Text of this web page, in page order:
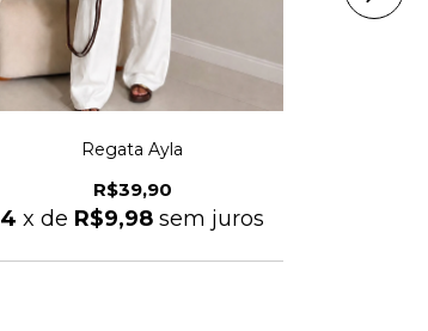
Regata Ayla
R$39,90
4 x de R$9,98 sem juros